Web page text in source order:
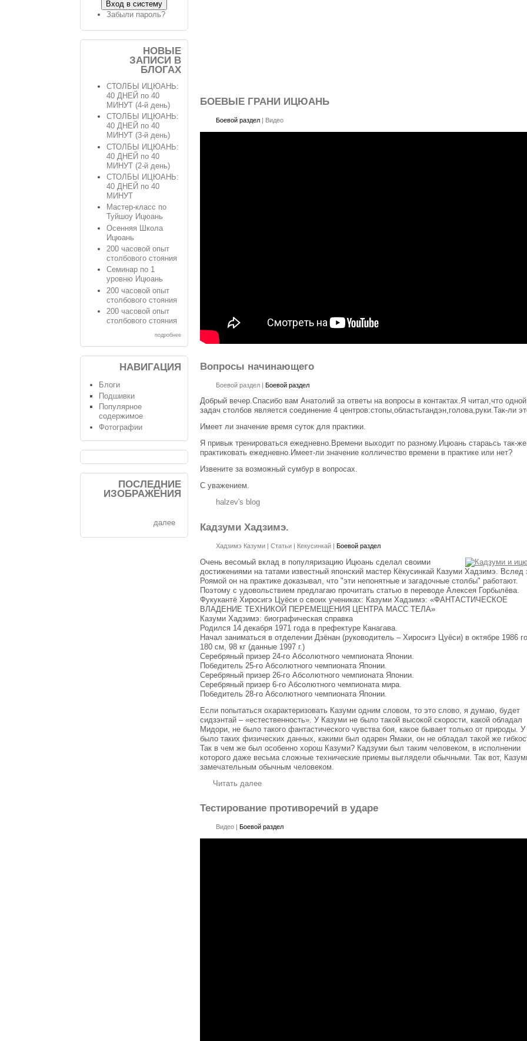
БОЕВЫЕ ГРАНИ ИЦЮАНЬ
Боевой раздел| Видео
Вопросы начинающего
Боевой раздел| Боевой раздел
Добрый вечер.Спасибо вам Анатолий за ответы на вопросы в контактах.Я читал,что
задач столбов является соединение 4 центров:стопы,областьтандэн,голова,руки.Так-ли
Имеет ли значение время суток для практики.
Я привык тренироваться ежедневно.Времени выходит по разному.Ицюань стараьсь так-же
практиковать ежедневно.Имеет-ли значение колличество времени в практике или нет?
Извените за возможный сумбур в вопросах.
С уважением.
halzev's blog
Кадзуми Хадзимэ.
Хадзимэ Казуми| Статьи| Кекусинкай| Боевой раздел
Очень весомый вклад в популяризацию Ицюань сделал своими
достижениями на татами известный японский мастер Кёкусинкай Казуми Хадзимэ. Вслед
Роямой он на практике доказывал, что "эти непонятные и загадочные столбы" работают.
Поэтому с удовольствием предлагаю прочитать статью в переводе Алексея Горбылёва.
Фукукантё Хиросигэ Цуёси о своих учениках: Казуми Хадзимэ: «ФАНТАСТИЧЕСКОЕ
ВЛАДЕНИЕ ТЕХНИКОЙ ПЕРЕМЕЩЕНИЯ ЦЕНТРА МАСС ТЕЛА»
Казуми Хадзимэ: биографическая справка
Родился 14 декабря 1971 года в префектуре Канагава.
Начал заниматься в отделении Дзёнан (руководитель – Хиросигэ Цуёси) в октябре 1986
180 см, 98 кг (данные 1997 г.)
Серебряный призер 24-го Абсолютного чемпионата Японии.
Победитель 25-го Абсолютного чемпионата Японии.
Серебряный призер 26-го Абсолютного чемпионата Японии.
Серебряный призер 6-го Абсолютного чемпионата мира.
Победитель 28-го Абсолютного чемпионата Японии.
Если попытаться охарактеризовать Казуми одним словом, то это слово, я думаю, будет
сидзэнтай – «естественность». У Казуми не было такой высокой скорости, какой обладал
Мидори, не было такого фантастического чувства боя, какое бывает только от природы. У
было таких физических данных, какими был одарен Ямаки, он не обладал такой же
Так в чем же был особенно хорош Казуми? Кадзуми был таким человеком, в исполнении
которого даже весьма сложные технические приемы выглядели обычными. Так вот,
замечательным обычным человеком.
Читать далее
Тестирование противоречий в ударе
Видео| Боевой раздел
Забыли пароль?
НОВЫЕ
ЗАПИСИ В
БЛОГАХ
СТОЛБЫ ИЦЮАНЬ:
40 ДНЕЙ по 40
МИНУТ (4-й день)
СТОЛБЫ ИЦЮАНЬ:
40 ДНЕЙ по 40
МИНУТ (3-й день)
СТОЛБЫ ИЦЮАНЬ:
40 ДНЕЙ по 40
МИНУТ (2-й день)
СТОЛБЫ ИЦЮАНЬ:
40 ДНЕЙ по 40
МИНУТ
Мастер-класс по
Туйшоу Ицюань
Осенняя Школа
Ицюань
200 часовой опыт
столбового стояния
Семинар по 1
уровню Ицюань
200 часовой опыт
столбового стояния
200 часовой опыт
столбового стояния
подробнее
НАВИГАЦИЯ
Блоги
Подшивки
Популярное
содержимое
Фотографии
ПОСЛЕДНИЕ
ИЗОБРАЖЕНИЯ
далее